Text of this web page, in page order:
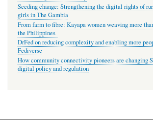
Seeding change: Strengthening the digital rights of
girls in The Gambia
From farm to fibre: Kayapa women weaving more
the Philippines
DrFed on reducing complexity and enabling more
Fediverse
How community connectivity pioneers are changing
digital policy and regulation